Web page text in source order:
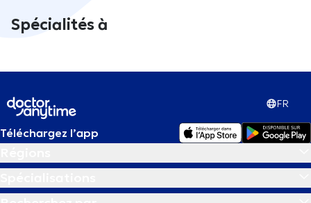
Spécialités à
FR
Téléchargez l’app